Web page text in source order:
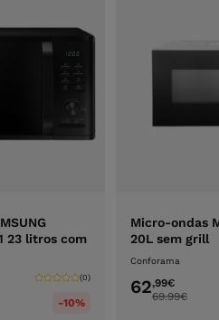
23 litros com
(0)
-10%
Micro-ondas
20L sem grill
Conforama
62,99€
69.99€